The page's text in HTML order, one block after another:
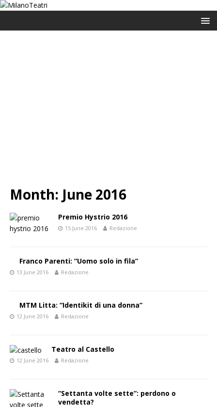
Month: June 2016
Premio Hystrio 2016
15 June 2016 Redazione
Franco Parenti: “Uomo solo in fila”
13 June 2016 Redazione
MTM Litta: “Identikit di una donna”
12 June 2016 Redazione
Teatro al Castello
12 June 2016 Redazione
“Settanta volte sette”: perdono o
vendetta?